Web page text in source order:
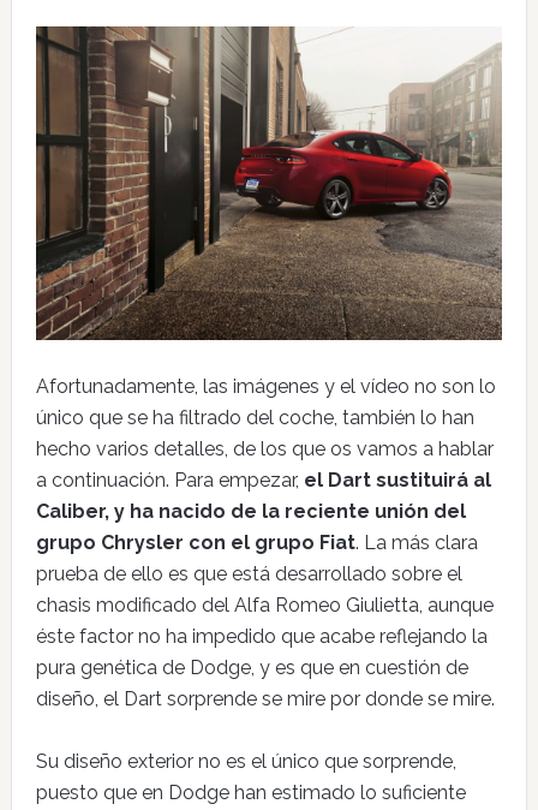
Afortunadamente, las imágenes y el vídeo no son lo
único que se ha filtrado del coche, también lo han
hecho varios detalles, de los que os vamos a hablar
a continuación. Para empezar, el Dart sustituirá al
Caliber, y ha nacido de la reciente unión del
grupo Chrysler con el grupo Fiat. La más clara
prueba de ello es que está desarrollado sobre el
chasis modificado del Alfa Romeo Giulietta, aunque
éste factor no ha impedido que acabe reflejando la
pura genética de Dodge, y es que en cuestión de
diseño, el Dart sorprende se mire por donde se mire.
Su diseño exterior no es el único que sorprende,
puesto que en Dodge han estimado lo suficiente